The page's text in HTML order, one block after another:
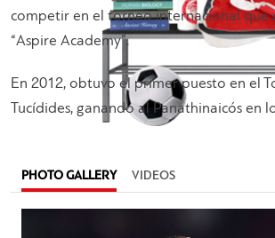
competir en el torneo internacional que
“Aspire Academy”.
En 2012, obtuvo el primer puesto en el
Tucídides, ganando al Panathinaicós en
PHOTO GALLERY VIDEOS